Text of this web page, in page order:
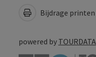
Bijdrage printen
powered by TOURDATA